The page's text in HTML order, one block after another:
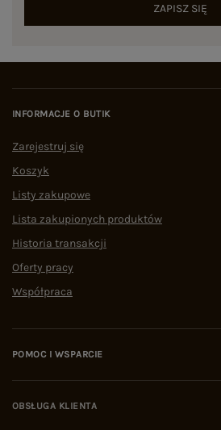
ZAPISZ SIĘ
INFORMACJE O BUTIK
Zarejestruj się
Koszyk
Listy zakupowe
Lista zakupionych produktów
Historia transakcji
Oferty pracy
Współpraca
POMOC I WSPARCIE
OBSŁUGA KLIENTA